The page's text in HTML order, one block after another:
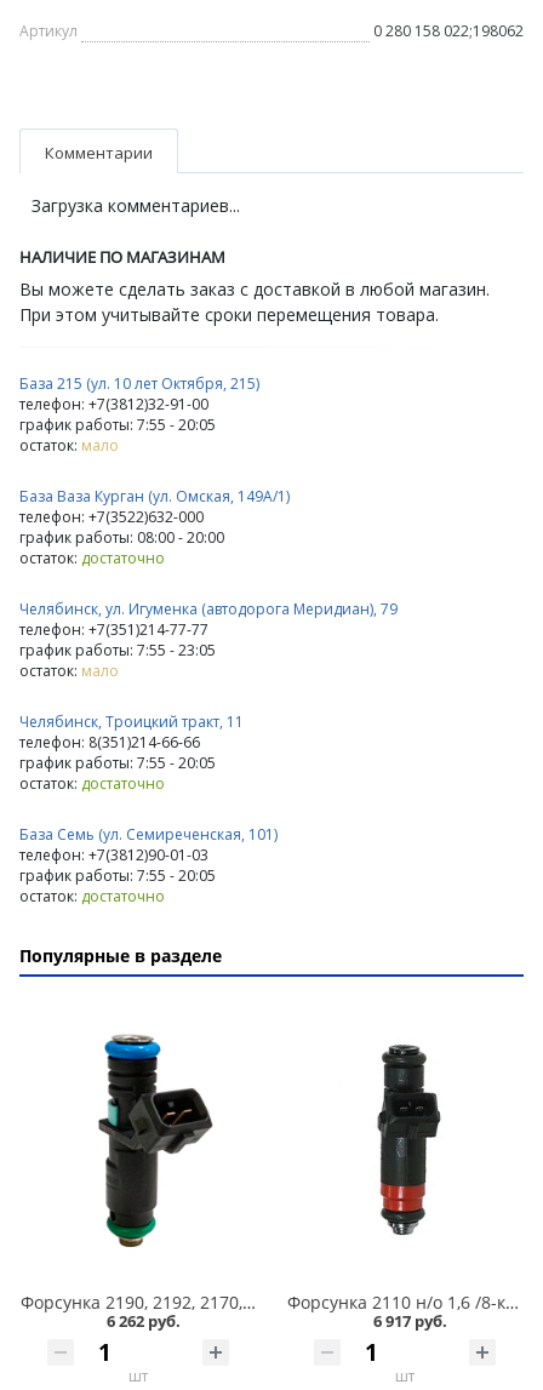
Артикул 0 280 158 022;198062
Комментарии
Загрузка комментариев...
НАЛИЧИЕ ПО МАГАЗИНАМ
Вы можете сделать заказ с доставкой в любой магазин.
При этом учитывайте сроки перемещения товара.
База 215 (ул. 10 лет Октября, 215)
телефон: +7(3812)32-91-00
график работы: 7:55 - 20:05
остаток: мало
База Ваза Курган (ул. Омская, 149А/1)
телефон: +7(3522)632-000
график работы: 08:00 - 20:00
остаток: достаточно
Челябинск, ул. Игуменка (автодорога Меридиан), 79
телефон: +7(351)214-77-77
график работы: 7:55 - 23:05
остаток: мало
Челябинск, Троицкий тракт, 11
телефон: 8(351)214-66-66
график работы: 7:55 - 20:05
остаток: достаточно
База Семь (ул. Семиреченская, 101)
телефон: +7(3812)90-01-03
график работы: 7:55 - 20:05
остаток: достаточно
Популярные в разделе
Форсунка 2190, 2192, 2170, 2180 Vesta, Datsun 8 кл /72370/ /1118-1132010-20/, Siemens в Омске
6 262 руб.
шт
Форсунка 2110 н/о 1,6 /8-клап/ №20734 Siemens/Continental в Омске
6 917 руб.
шт